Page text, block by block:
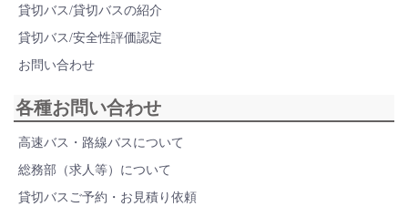
貸切バス/貸切バスの紹介
貸切バス/安全性評価認定
お問い合わせ
各種お問い合わせ
高速バス・路線バスについて
総務部（求人等）について
貸切バスご予約・お見積り依頼